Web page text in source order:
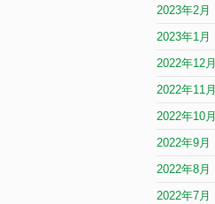
2023年2月
2023年1月
2022年12月
2022年11月
2022年10月
2022年9月
2022年8月
2022年7月